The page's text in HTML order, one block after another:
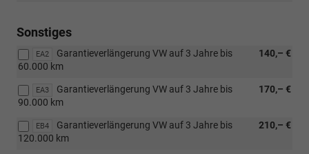
Sonstiges
EA2 140,– €
Garantieverlängerung VW auf 3 Jahre bis
60.000 km
EA3 170,– €
Garantieverlängerung VW auf 3 Jahre bis
90.000 km
EB4 210,– €
Garantieverlängerung VW auf 3 Jahre bis
120.000 km